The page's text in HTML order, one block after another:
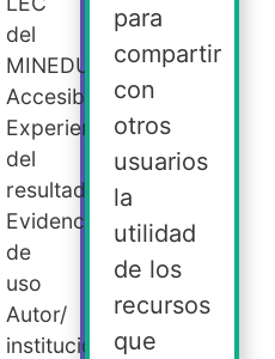
del
MINEDUC
Accesibilidad
Experiencia
del
resultado
Evidencia
de
uso
Autor/
institución
para
compartir
con
otros
usuarios
la
utilidad
de los
recursos
que